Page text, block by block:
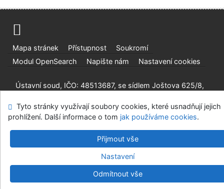
Mapa stránek Přístupnost
Soukromí
Modul OpenSearch
Napište nám Nastavení cookies
Ústavní soud, IČO: 48513687, se sídlem Joštova 625/8,
©1993-2026 IPACv.4.8.63a- Cosmotron Bohemia, s.r.o.
Tyto stránky využívají soubory cookies, které usnadňují jejich
prohlížení. Další informace o tom jak používáme cookies.
Přijmout vše
Nastavení
Odmítnout vše